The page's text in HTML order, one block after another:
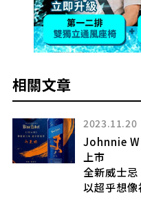
相關文章
2023.11.20
Johnnie
上市
全新威士
以超乎想